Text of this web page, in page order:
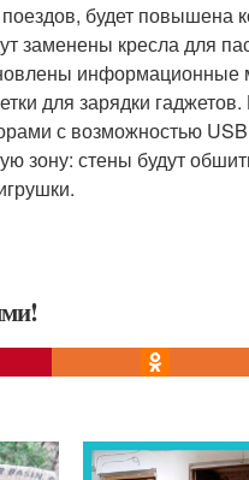
будет повышена
заменены кресла для
информационные
для зарядки
с возможностью
зону: стены будут